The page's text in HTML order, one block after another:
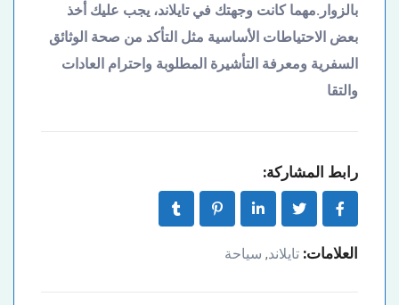
بالزوار.مهما كانت وجهتك في تايلاند، يجب عليك أخذ
بعض الاحتياطات الأساسية مثل التأكد من صحة الوثائق
السفرية ومعرفة التأشيرة المطلوبة واحترام العادات
والتقا
رابط المشاركة:
العلامات: تايلاند, سياحة